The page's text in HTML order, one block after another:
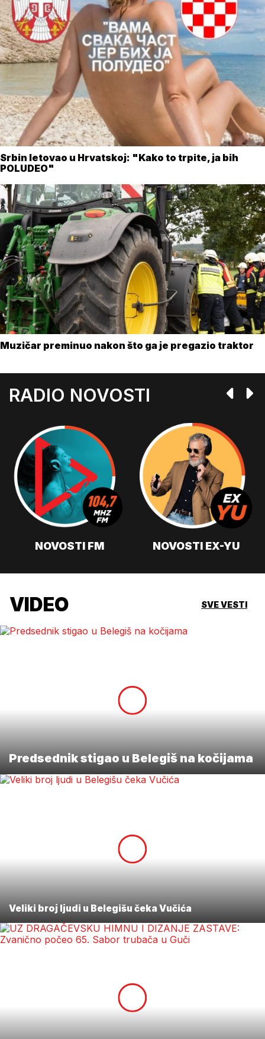
Srbin letovao u Hrvatskoj: "Kako to trpite, ja bih
POLUDEO"
Muzičar preminuo nakon što ga je pregazio traktor
RADIO NOVOSTI
NOVOSTI FM NOVOSTI EX-YU
VIDEO SVE VESTI
Predsednik stigao u Belegiš na kočijama
Veliki broj ljudi u Belegišu čeka Vučića